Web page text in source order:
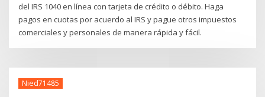
del IRS 1040 en línea con tarjeta de crédito o débito. Haga
pagos en cuotas por acuerdo al IRS y pague otros impuestos
comerciales y personales de manera rápida y fácil.
Nied71485